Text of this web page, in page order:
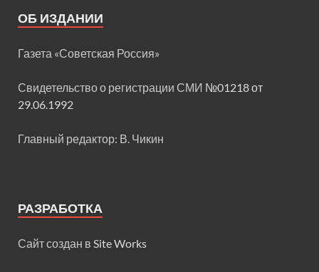
ОБ ИЗДАНИИ
Газета «Советская Россия»
Свидетельство о регистрации СМИ №01218 от
29.06.1992
Главный редактор: В. Чикин
РАЗРАБОТКА
Сайт создан в Site Works